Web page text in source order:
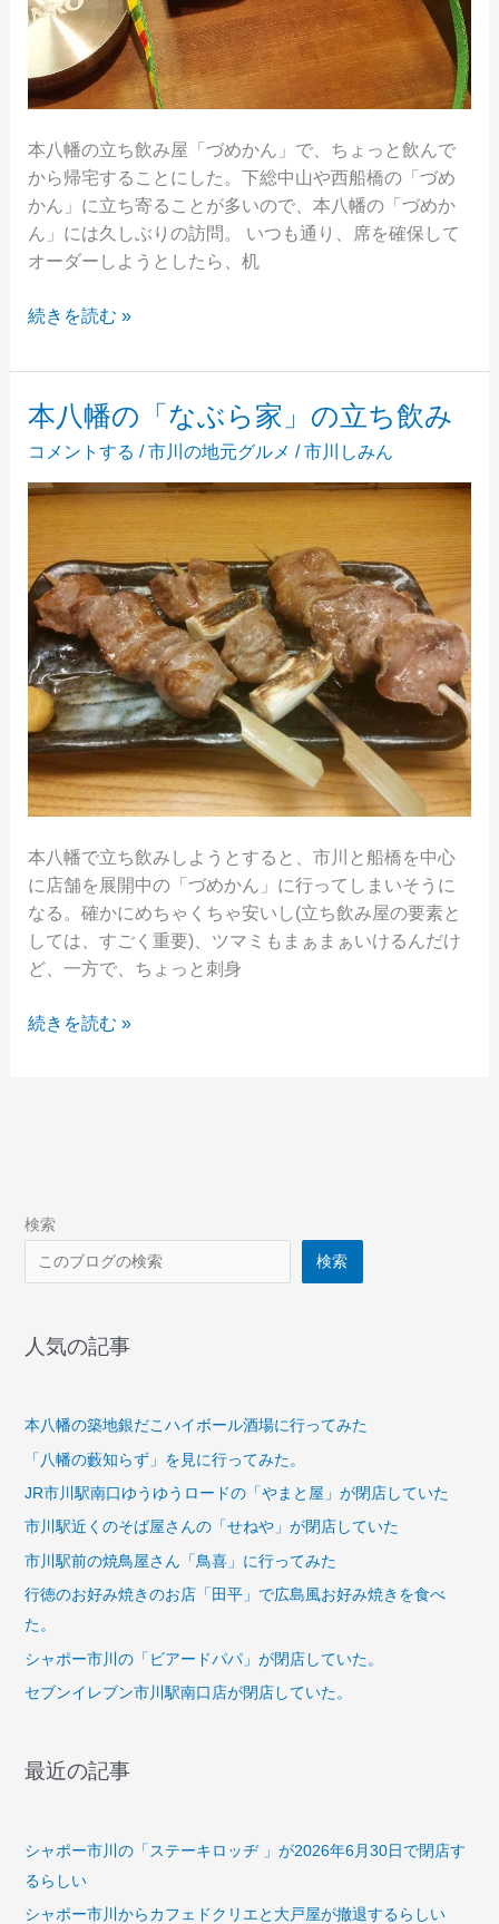
本八幡の立ち飲み屋「づめかん」で、ちょっと飲んで
から帰宅することにした。下総中山や西船橋の「づめ
かん」に立ち寄ることが多いので、本八幡の「づめか
ん」には久しぶりの訪問。 いつも通り、席を確保して
オーダーしようとしたら、机
本
幡
の
「づ
め
か
ん」
に
オ
ー
ダ
ー
用
の
タ
ブ
レ
ッ
が
導
入
さ
れ
て
続きを読む »
本八幡の「なぶら家」の立ち飲み
コメントする / 市川の地元グルメ / 市川しみん
本八幡で立ち飲みしようとすると、市川と船橋を中心
に店舗を展開中の「づめかん」に行ってしまいそうに
なる。確かにめちゃくちゃ安いし(立ち飲み屋の要素と
しては、すごく重要)、ツマミもまぁまぁいけるんだけ
ど、一方で、ちょっと刺身
本
家」
の
立
み
続きを読む »
検索
検索
人気の記事
本八幡の築地銀だこハイボール酒場に行ってみた
「八幡の藪知らず」を見に行ってみた。
JR市川駅南口ゆうゆうロードの「やまと屋」が閉店していた
市川駅近くのそば屋さんの「せねや」が閉店していた
市川駅前の焼鳥屋さん「鳥喜」に行ってみた
行徳のお好み焼きのお店「田平」で広島風お好み焼きを食べ
た。
シャポー市川の「ビアードパパ」が閉店していた。
セブンイレブン市川駅南口店が閉店していた。
最近の記事
シャポー市川の「ステーキロッヂ 」が2026年6月30日で閉店す
るらしい
シャポー市川からカフェドクリエと大戸屋が撤退するらしい